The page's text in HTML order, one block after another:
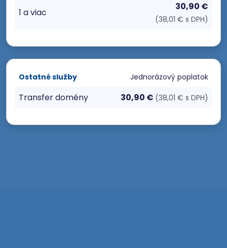
1 a viac
30,90 €
(38,01 € s DPH)
Ostatné služby Jednorázový poplatok
Transfer domény 30,90 € (38,01 € s DPH)